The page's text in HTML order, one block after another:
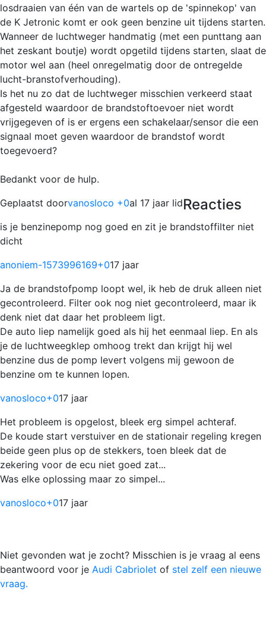
losdraaien van één van de wartels op de 'spinnekop' van
de K Jetronic komt er ook geen benzine uit tijdens starten.
Wanneer de luchtweger handmatig (met een punttang aan
het zeskant boutje) wordt opgetild tijdens starten, slaat de
motor wel aan (heel onregelmatig door de ontregelde
lucht-branstofverhouding).
Is het nu zo dat de luchtweger misschien verkeerd staat
afgesteld waardoor de brandstoftoevoer niet wordt
vrijgegeven of is er ergens een schakelaar/sensor die een
signaal moet geven waardoor de brandstof wordt
toegevoerd?
Bedankt voor de hulp.
Geplaatst doorvanosloco +0al 17 jaar lidReacties
is je benzinepomp nog goed en zit je brandstoffilter niet
dicht
anoniem-1573996169+017 jaar
Ja de brandstofpomp loopt wel, ik heb de druk alleen niet
gecontroleerd. Filter ook nog niet gecontroleerd, maar ik
denk niet dat daar het probleem ligt.
De auto liep namelijk goed als hij het eenmaal liep. En als
je de luchtweegklep omhoog trekt dan krijgt hij wel
benzine dus de pomp levert volgens mij gewoon de
benzine om te kunnen lopen.
vanosloco+017 jaar
Het probleem is opgelost, bleek erg simpel achteraf.
De koude start verstuiver en de stationair regeling kregen
beide geen plus op de stekkers, toen bleek dat de
zekering voor de ecu niet goed zat...
Was elke oplossing maar zo simpel...
vanosloco+017 jaar
Niet gevonden wat je zocht? Misschien is je vraag al eens
beantwoord voor je Audi Cabriolet of stel zelf een nieuwe
vraag.